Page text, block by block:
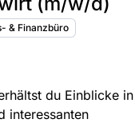
& Finanzbüro
du Einblicke in
interessanten